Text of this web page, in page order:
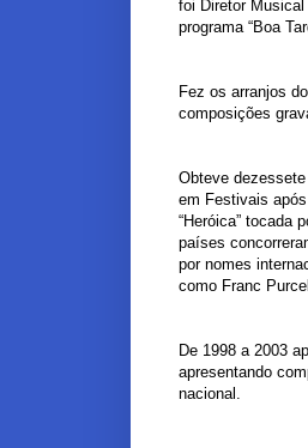
foi Diretor Musical
programa “Boa
Fez os arranjos
composições
Obteve
em Festivais
“Heróica” tocada
países
por nomes
como Franc
De 1998 a 2003
apresentando
nacional.